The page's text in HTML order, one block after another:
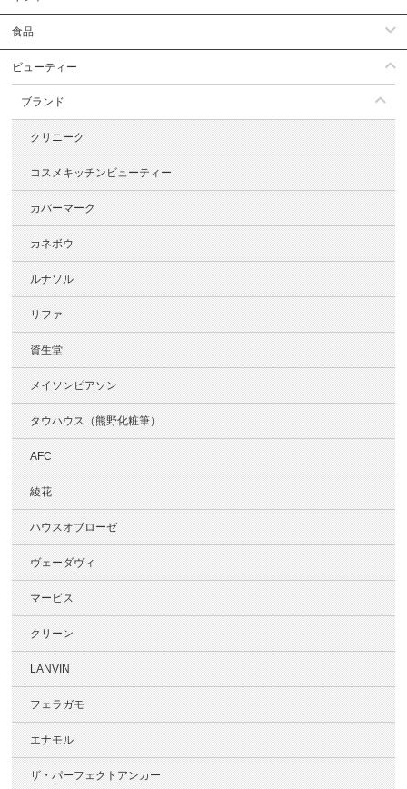
食品
ビューティー
ブランド
クリニーク
コスメキッチンビューティー
カバーマーク
カネボウ
ルナソル
リファ
資生堂
メイソンピアソン
タウハウス（熊野化粧筆）
AFC
綾花
ハウスオブローゼ
ヴェーダヴィ
マービス
クリーン
LANVIN
フェラガモ
エナモル
ザ・パーフェクトアンカー